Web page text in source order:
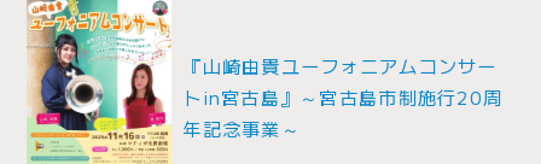
シ
ョ
ン
『山崎由貴ユーフォニアムコンサー
トin宮古島』～宮古島市制施行20周
年記念事業～